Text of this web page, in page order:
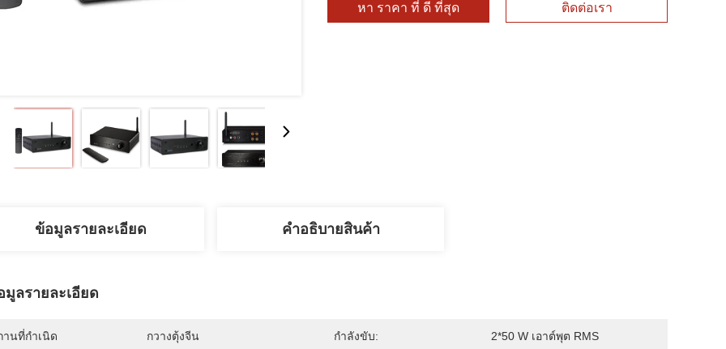
หา ราคา ที่ ดี ที่สุด ติดต่อเรา
ข้อมูลรายละเอียด คําอธิบายสินค้า
มูลรายละเอียด
านที่กำเนิด กวางตุ้งจีน กำลังขับ: 2*50 W เอาต์พุต RMS